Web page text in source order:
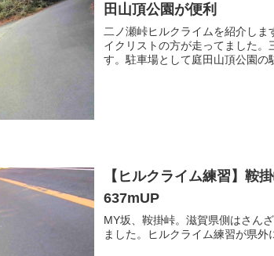
田山頂公園が便利
二ノ瀬峠ヒルクライムを紹介し
イクリストの方が走ってました。
す。駐車場として庭田山頂公園の
【ヒルクライム練習】鞍
637mUP
MY坂、鞍掛峠。滋賀県側はさん
ました。ヒルクライム練習が県外